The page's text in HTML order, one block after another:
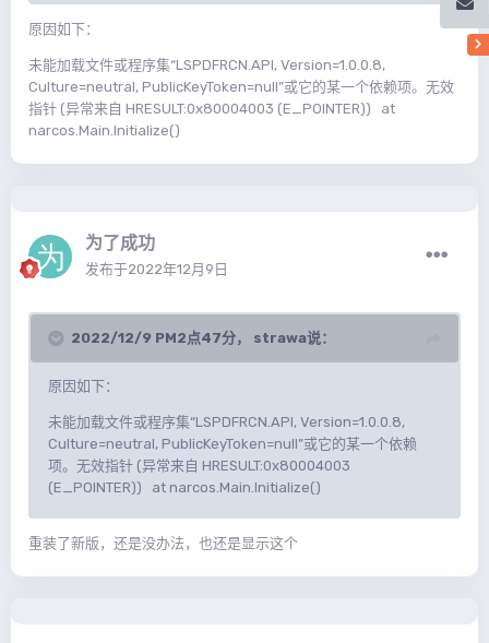
原因如下：
未能加载文件或程序集“LSPDFRCN.API, Version=1.0.0.8,
Culture=neutral, PublicKeyToken=null”或它的某一个依赖项。无效
指针 (异常来自 HRESULT:0x80004003 (E_POINTER)) at
narcos.Main.Initialize()
为了成功
发布于2022年12月9日
2022/12/9 PM2点47分， strawa说：
原因如下：
未能加载文件或程序集“LSPDFRCN.API, Version=1.0.0.8,
Culture=neutral, PublicKeyToken=null”或它的某一个依赖
项。无效指针 (异常来自 HRESULT:0x80004003
(E_POINTER)) at narcos.Main.Initialize()
重装了新版，还是没办法，也还是显示这个